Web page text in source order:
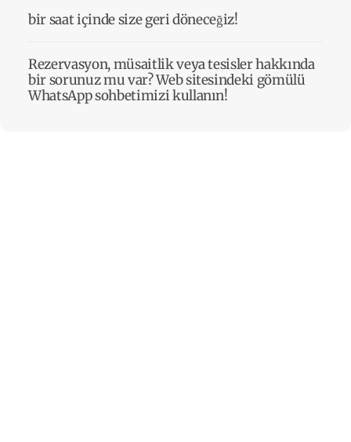
bir saat içinde size geri döneceğiz!
Rezervasyon, müsaitlik veya tesisler hakkında
bir sorunuz mu var? Web sitesindeki gömülü
WhatsApp sohbetimizi kullanın!